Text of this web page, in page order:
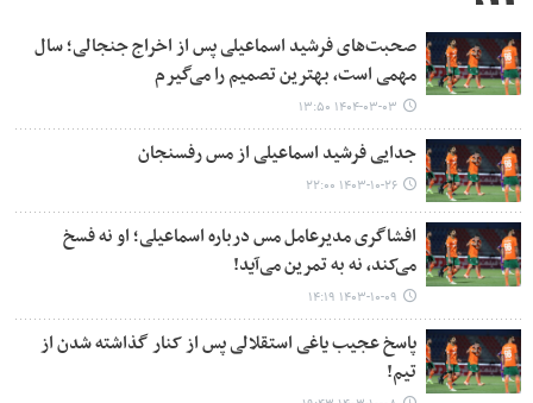
صحبت‌های فرشید اسماعیلی پس از اخراج جنجالی؛ سال
مهمی است، بهترین تصمیم را می‌گیرم
۱۴۰۴-۰۳-۰۳ ۱۳:۵۰
جدایی فرشید اسماعیلی از مس رفسنجان
۱۴۰۳-۱۰-۲۶ ۲۲:۰۰
افشاگری مدیرعامل مس درباره اسماعیلی؛ او نه فسخ
می‌کند، نه به تمرین می‌آید!
۱۴۰۳-۱۰-۰۹ ۱۴:۱۹
پاسخ عجیب یاغی استقلالی پس از کنار گذاشته شدن از
تیم!